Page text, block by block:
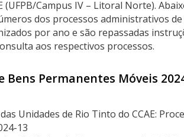
(UFPB/Campus IV – Litoral Norte).
dos processos administrativos de
por ano e são repassadas
aos respectivos processos.
Bens Permanentes Móveis
Unidades de Rio Tinto do CCAE:
13